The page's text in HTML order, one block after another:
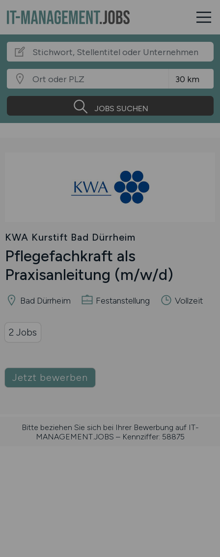
JOBS SUCHEN
KWA Kurstift Bad Dürrheim
Pflegefachkraft als
Praxisanleitung (m/w/d)
Bad Dürrheim Festanstellung Vollzeit
Jetzt bewerben
2 Jobs
Bitte beziehen Sie sich bei Ihrer Bewerbung auf IT-
MANAGEMENT.JOBS – Kennziffer: 58875